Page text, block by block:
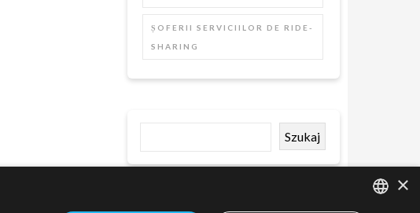
ȘOFERII SERVICIILOR DE RIDE-
SHARING
Szukaj
×